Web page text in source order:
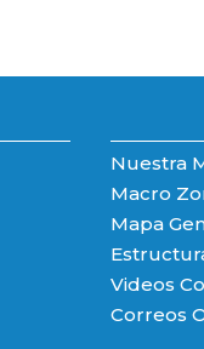
Nuestra
Macro
Mapa
Videos
Correos